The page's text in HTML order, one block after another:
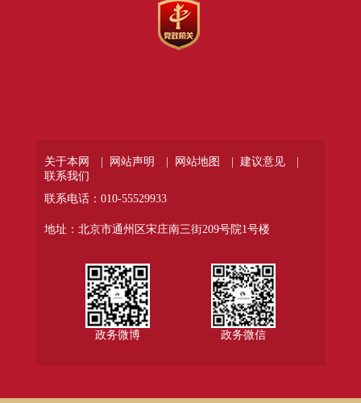
关于本网 | 网站声明 | 网站地图 |
建议意见 |
联系我们
联系电话：010-55529933
地址：北京市通州区宋庄南三街209号院1号楼
政务微博 政务微信